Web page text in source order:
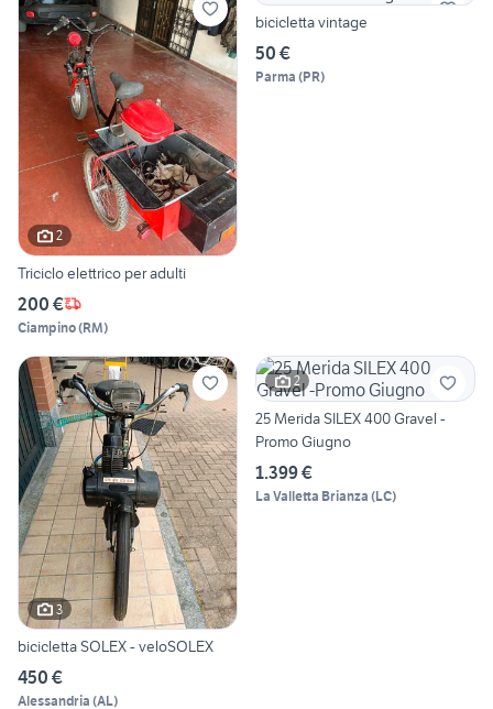
2
Triciclo elettrico per adulti
200 €
Ciampino(RM)
bicicletta vintage
50 €
Parma (PR)
3
bicicletta SOLEX - veloSOLEX
450 €
Alessandria (AL)
2
25 Merida SILEX 400 Gravel -
Promo Giugno
1.399 €
La Valletta Brianza (LC)